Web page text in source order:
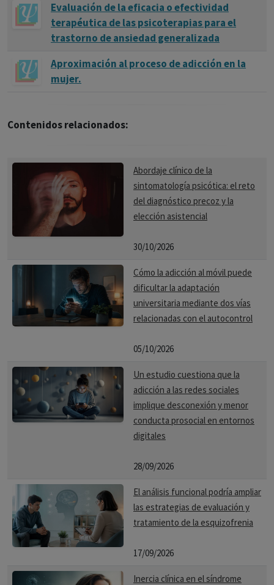
Evaluación de la eficacia o efectividad
terapéutica de las psicoterapias para el
trastorno de ansiedad generalizada
Aproximación al proceso de adicción en la
mujer.
Contenidos relacionados:
Abordaje clínico de la
sintomatología psicótica: el reto
del diagnóstico precoz y la
elección asistencial
30/10/2026
Cómo la adicción al móvil puede
dificultar la adaptación
universitaria mediante dos vías
relacionadas con el autocontrol
05/10/2026
Un estudio cuestiona que la
adicción a las redes sociales
implique desconexión y menor
conducta prosocial en entornos
digitales
28/09/2026
El análisis funcional podría ampliar
las estrategias de evaluación y
tratamiento de la esquizofrenia
17/09/2026
Inercia clínica en el síndrome